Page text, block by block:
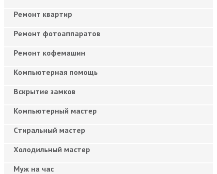
Ремонт квартир
Ремонт фотоаппаратов
Ремонт кофемашин
Компьютерная помощь
Вскрытие замков
Компьютерный мастер
Cтиральный мастер
Холодильный мастер
Муж на час